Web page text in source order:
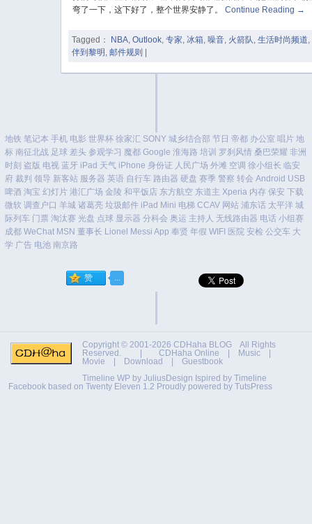
弯了一下，这下好了，整个世界安静了。
Continue Reading →
Tagged： NBA,Outlook,专家,冰箱,噪音, 火箭队,生活时尚频道,
伴到黎明 ,邮件规则
地铁 笔记本 手机 电影 世界杯 徐家汇 SONY 城乡结合部 节日 帝都 办公室 唱片 地
标 南征北战 足球 差头 参观学习 魔都 Google 淮海路 培训 罗刹风情 桑巴荣耀 非洲
时刻 盗版 电视 蓝牙 iPad 天气 iPhone 身份证 人民广场 外滩 空调 徐小组长 临安
府 裁判 领导 新客站 服务器 英语 自行车 路由器 硬盘 赛季 警察 转会 Android USB
啤酒 淘宝 幻灯片 港汇广场 金陵 和平饭店 东方航空 东道主 Xperia 内存 保安 下载
微软 调查户口 羊城 诸葛亮 垃圾邮件 iPad Mini 电梯 CCAV 网站 浦东话 太平洋 城
际列车 门票 淘汰赛 光盘 点球 显示器 分科会 奥运 主持人 无线路由器 电话 小组赛
成都 WeChat MSN 董事长 Lionel Messi App 奉贤 年假 WIFI 医院 安检 公交车 大
学 广告 电池 南京路
Copyright © 2001-2026 CDHaha BLOG All Rights
Reserved. | CDHaha Online Music
Movie
Download
Guestbook
Timeline WP by JuliusDesign Ispired by Timeline
Facebook based on Twenty Eleven 1.2 Proudly powered by TutsPress